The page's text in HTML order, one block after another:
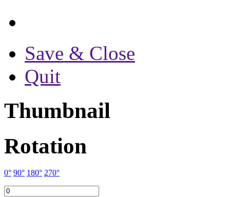
Save & Close
Quit
Thumbnail
Rotation
0° 90° 180° 270°